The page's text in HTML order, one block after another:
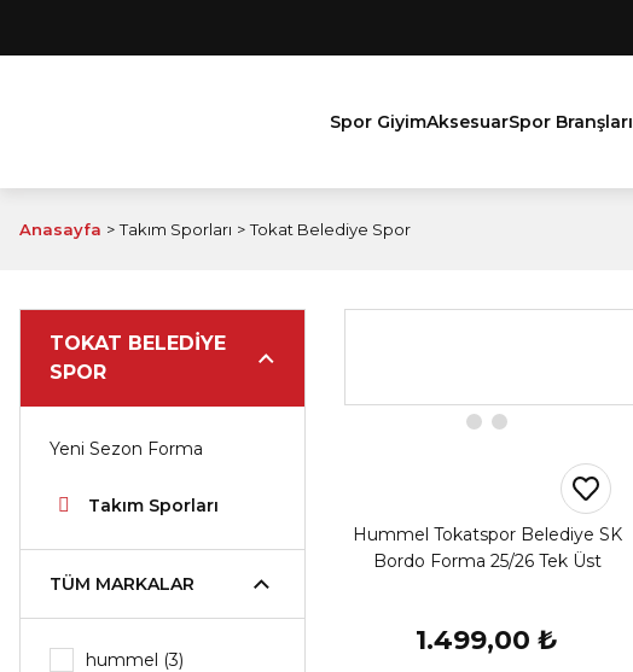
Spor GiyimAksesuarSpor Branşları
Anasayfa Takım Sporları Tokat Belediye Spor
TOKAT BELEDIYE
SPOR
Yeni Sezon Forma
Takım Sporları
TÜM MARKALAR
hummel (3)
Hummel Tokatspor Belediye SK
Bordo Forma 25/26 Tek Üst
1.499,00 ₺